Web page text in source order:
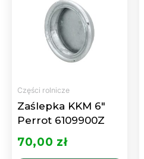
Części rolnicze
Zaślepka KKM 6″
Perrot 6109900Z
70,00 zł